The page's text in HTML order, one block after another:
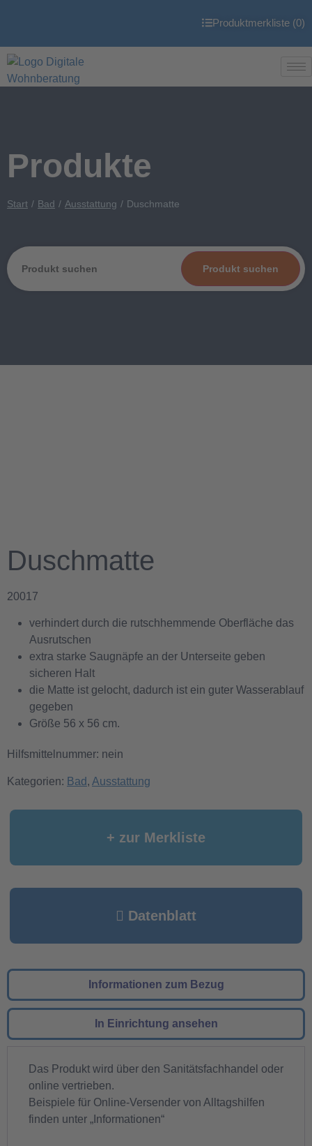
Produktmerkliste (0)
Produkte
Start Bad Ausstattung Duschmatte
Produkt suchen
Duschmatte
20017
verhindert durch die rutschhemmende Oberfläche das
Ausrutschen
extra starke Saugnäpfe an der Unterseite geben
sicheren Halt
die Matte ist gelocht, dadurch ist ein guter Wasserablauf
gegeben
Größe 56 x 56 cm.
Hilfsmittelnummer: nein
Kategorien: Bad , Ausstattung
+ zur Merkliste
Datenblatt
Informationen zum Bezug
In Einrichtung ansehen
Das Produkt wird über den Sanitätsfachhandel oder
online vertrieben.
Beispiele für Online-Versender von Alltagshilfen
finden unter „Informationen“